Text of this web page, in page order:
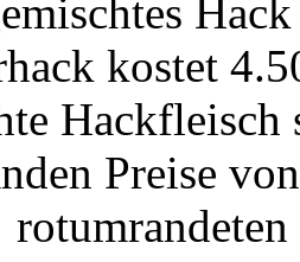
kostet
Preise